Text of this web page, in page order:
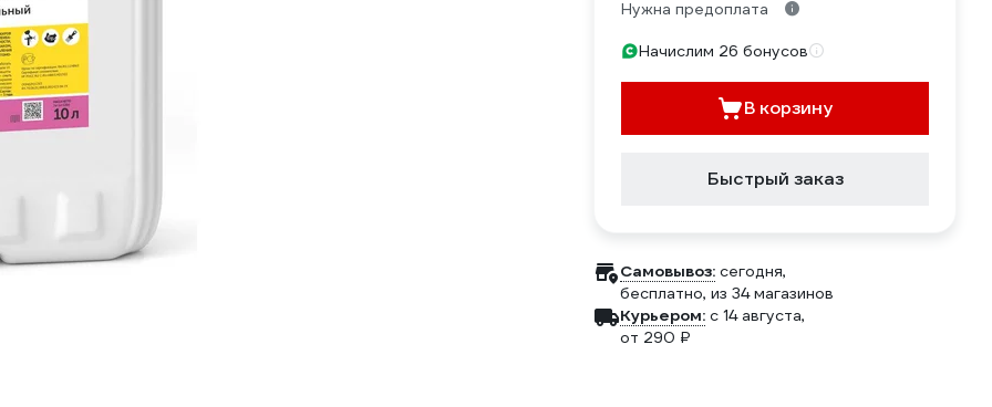
Нужна предоплата
Начислим 26 бонусов
В корзину
Быстрый заказ
Самовывоз: сегодня,
бесплатно, из 34 магазинов
Курьером: c 14 августа,
от 290 ₽